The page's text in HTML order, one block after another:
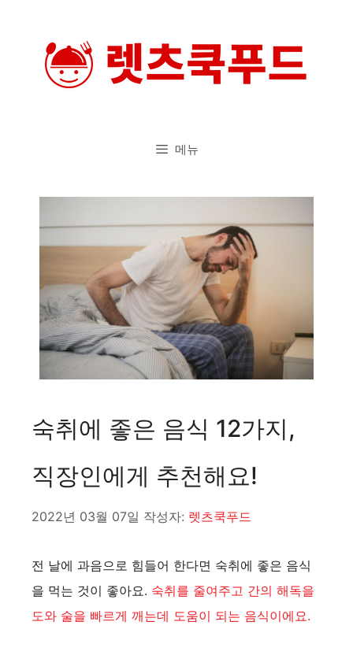
메뉴
숙취에 좋은 음식 12가지,
직장인에게 추천해요!
2022년 03월 07일 작성자: 렛츠쿡푸드
전 날에 과음으로 힘들어 한다면 숙취에 좋은 음식
을 먹는 것이 좋아요. 숙취를 줄여주고 간의 해독을
도와 술을 빠르게 깨는데 도움이 되는 음식이에요.